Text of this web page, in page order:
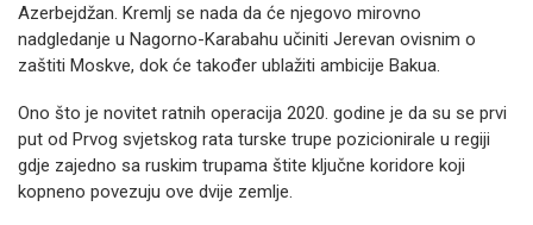
Azerbejdžan. Kremlj se nada da će njegovo mirovno
nadgledanje u Nagorno-Karabahu učiniti Jerevan ovisnim o
zaštiti Moskve, dok će također ublažiti ambicije Bakua.
Ono što je novitet ratnih operacija 2020. godine je da su se prvi
put od Prvog svjetskog rata turske trupe pozicionirale u regiji
gdje zajedno sa ruskim trupama štite ključne koridore koji
kopneno povezuju ove dvije zemlje.